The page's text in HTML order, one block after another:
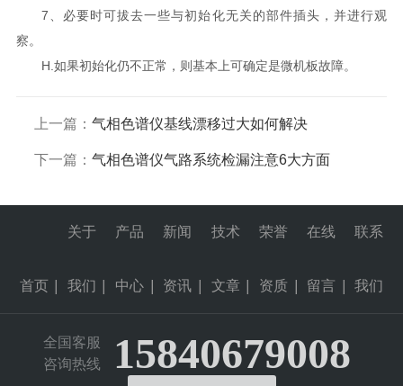
7、必要时可拔去一些与初始化无关的部件插头，并进行观
察。
H.如果初始化仍不正常，则基本上可确定是微机板故障。
上一篇： 气相色谱仪基线漂移过大如何解决
下一篇： 气相色谱仪气路系统检漏注意6大方面
首页
关于
我们
产品
中心
新闻
资讯
技术
文章
荣誉
资质
在线
留言
联系
我们
全国客服
咨询热线
15840679008